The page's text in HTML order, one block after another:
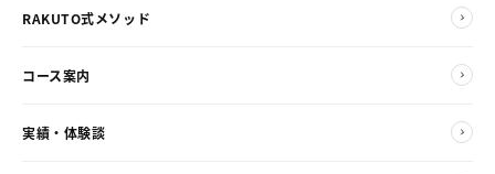
RAKUTO式メソッド
コース案内
実績・体験談